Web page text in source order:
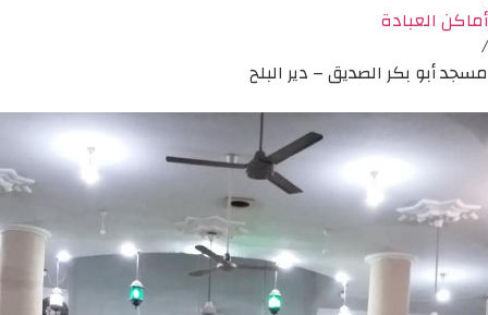
أماكن العبادة
/
مسجد أبو بكر الصديق – دير البلح